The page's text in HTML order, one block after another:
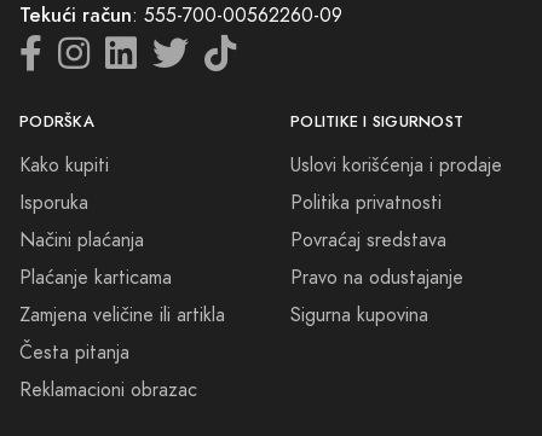
Tekući račun: 555-700-00562260-09
PODRŠKA
Kako kupiti
Isporuka
Načini plaćanja
Plaćanje karticama
Zamjena veličine ili artikla
Česta pitanja
Reklamacioni obrazac
POLITIKE I SIGURNOST
Uslovi korišćenja i prodaje
Politika privatnosti
Povraćaj sredstava
Pravo na odustajanje
Sigurna kupovina